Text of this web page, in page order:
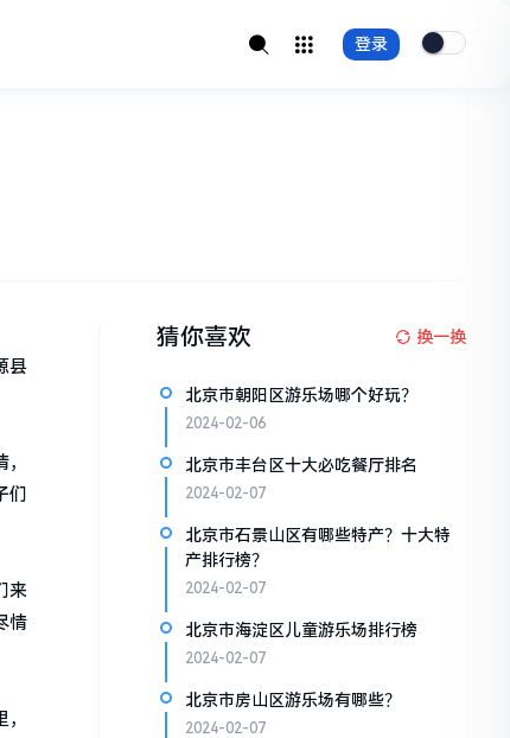
登录
县
们
来
情
猜你喜欢 换一换
北京市朝阳区游乐场哪个好玩？
2024-02-06
北京市丰台区十大必吃餐厅排名
2024-02-07
北京市石景山区有哪些特产？十大特
产排行榜？
2024-02-07
北京市海淀区儿童游乐场排行榜
2024-02-07
北京市房山区游乐场有哪些？
2024-02-07